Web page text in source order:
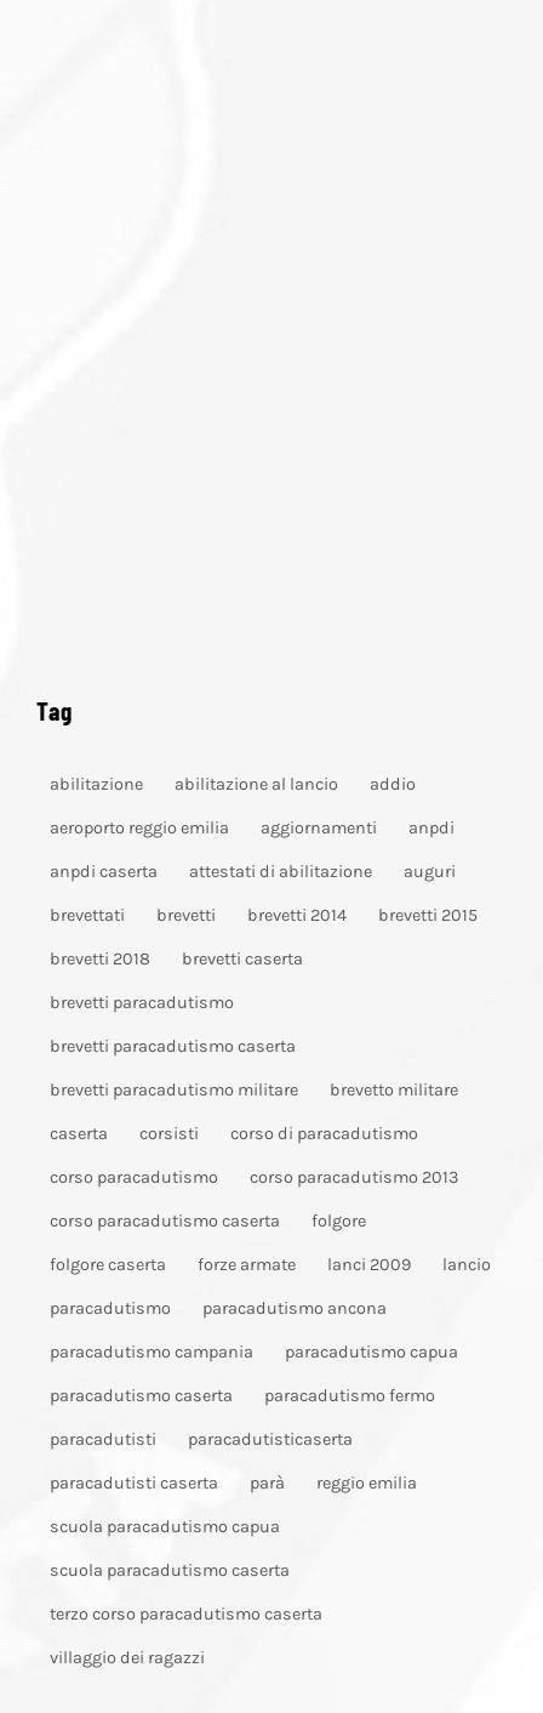
Tag
abilitazione abilitazione al lancio addio
aeroporto reggio emilia aggiornamenti anpdi
anpdi caserta attestati di abilitazione auguri
brevettati brevetti brevetti 2014 brevetti 2015
brevetti 2018 brevetti caserta
brevetti paracadutismo
brevetti paracadutismo caserta
brevetti paracadutismo militare brevetto militare
caserta corsisti corso di paracadutismo
corso paracadutismo corso paracadutismo 2013
corso paracadutismo caserta folgore
folgore caserta forze armate lanci 2009 lancio
paracadutismo paracadutismo ancona
paracadutismo campania paracadutismo capua
paracadutismo caserta paracadutismo fermo
paracadutisti paracadutisticaserta
paracadutisti caserta parà reggio emilia
scuola paracadutismo capua
scuola paracadutismo caserta
terzo corso paracadutismo caserta
villaggio dei ragazzi